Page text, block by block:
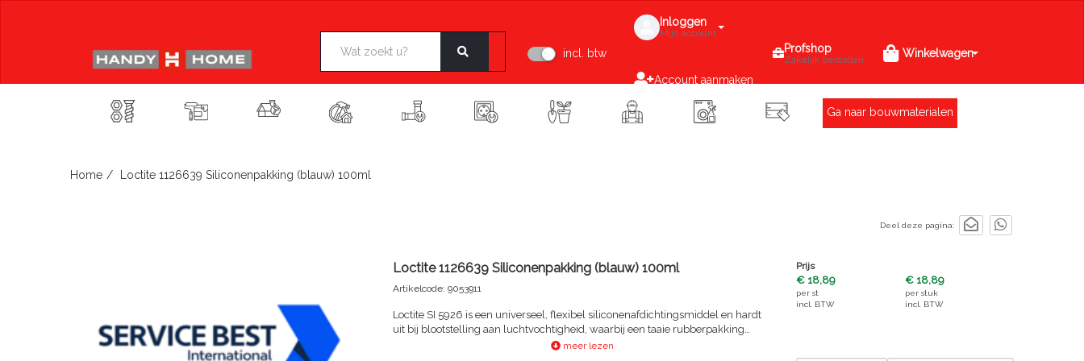
incl. btw
Inloggen
Mijn account
Account aanmaken
Profshop
Zakelijk bestellen Winkelwagen
Ga naar bouwmaterialen
Home Loctite 1126639 Siliconenpakking (blauw) 100ml
Deel deze pagina:
Loctite 1126639 Siliconenpakking (blauw) 100ml
Artikelcode: 9053911
Loctite SI 5926 is een universeel, flexibel siliconenafdichtingsmiddel en hardt
uit bij blootstelling aan luchtvochtigheid, waarbij een taaie rubberpakking
wordt gevormd. Dit product is bestand tegen slijtage, weersomstandigheden
meer lezen
Prijs
€ 18,89
per st
incl. BTW
€ 18,89
per stuk
incl. BTW